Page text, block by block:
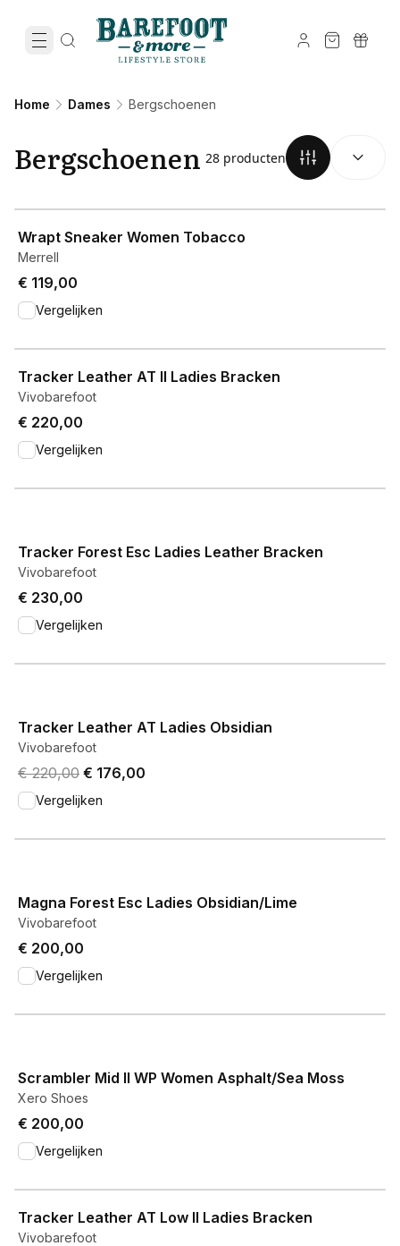
Home Dames Bergschoenen
Bergschoenen 28 producten
Wrapt Sneaker Women Tobacco
Merrell
€ 119,00
Vergelijken
Tracker Leather AT II Ladies Bracken
Vivobarefoot
€ 220,00
Vergelijken
Tracker Forest Esc Ladies Leather Bracken
Vivobarefoot
€ 230,00
Vergelijken
Tracker Leather AT Ladies Obsidian
Vivobarefoot
Original price was € 220,00.
€ 220,00 Current price is € 176,00.
€ 176,00
Vergelijken
Magna Forest Esc Ladies Obsidian/Lime
Vivobarefoot
€ 200,00
Vergelijken
Scrambler Mid II WP Women Asphalt/Sea Moss
Xero Shoes
€ 200,00
Vergelijken
Tracker Leather AT Low II Ladies Bracken
Vivobarefoot